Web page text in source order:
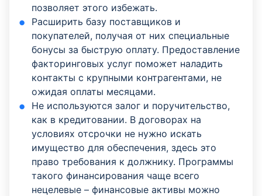
позволяет этого избежать.
Расширить базу поставщиков и
покупателей, получая от них специальные
бонусы за быструю оплату. Предоставление
факторинговых услуг поможет наладить
контакты с крупными контрагентами, не
ожидая оплаты месяцами.
Не используются залог и поручительство,
как в кредитовании. В договорах на
условиях отсрочки не нужно искать
имущество для обеспечения, здесь это
право требования к должнику. Программы
такого финансирования чаще всего
нецелевые – финансовые активы можно